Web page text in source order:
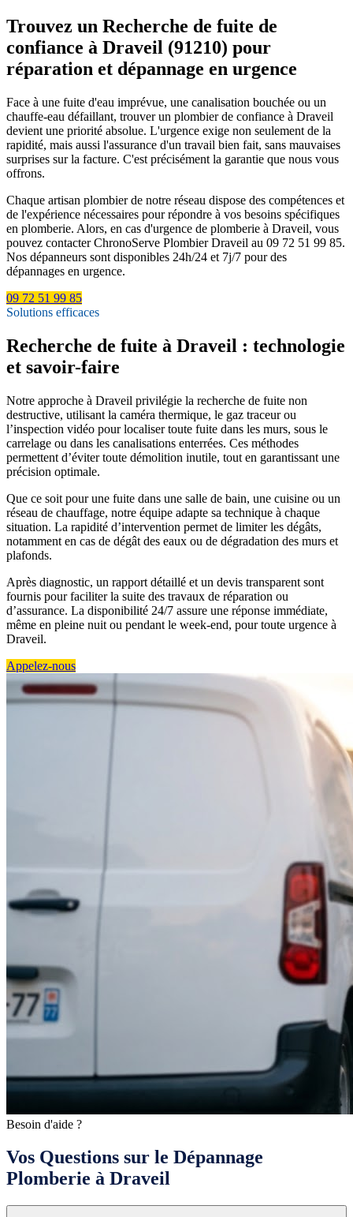
Trouvez un Recherche de fuite de
confiance à Draveil (91210) pour
réparation et dépannage en urgence
Face à une fuite d'eau imprévue, une canalisation bouchée ou un
chauffe-eau défaillant, trouver un plombier de confiance à Draveil
devient une priorité absolue. L'urgence exige non seulement de la
rapidité, mais aussi l'assurance d'un travail bien fait, sans mauvaises
surprises sur la facture. C'est précisément la garantie que nous vous
offrons.
Chaque artisan plombier de notre réseau dispose des compétences et
de l'expérience nécessaires pour répondre à vos besoins spécifiques
en plomberie. Alors, en cas d'urgence de plomberie à Draveil, vous
pouvez contacter ChronoServe Plombier Draveil au 09 72 51 99 85.
Nos dépanneurs sont disponibles 24h/24 et 7j/7 pour des
dépannages en urgence.
09 72 51 99 85
Solutions efficaces
Recherche de fuite à Draveil : technologie
et savoir-faire
Notre approche à Draveil privilégie la recherche de fuite non
destructive, utilisant la caméra thermique, le gaz traceur ou
l’inspection vidéo pour localiser toute fuite dans les murs, sous le
carrelage ou dans les canalisations enterrées. Ces méthodes
permettent d’éviter toute démolition inutile, tout en garantissant une
précision optimale.
Que ce soit pour une fuite dans une salle de bain, une cuisine ou un
réseau de chauffage, notre équipe adapte sa technique à chaque
situation. La rapidité d’intervention permet de limiter les dégâts,
notamment en cas de dégât des eaux ou de dégradation des murs et
plafonds.
Après diagnostic, un rapport détaillé et un devis transparent sont
fournis pour faciliter la suite des travaux de réparation ou
d’assurance. La disponibilité 24/7 assure une réponse immédiate,
même en pleine nuit ou pendant le week-end, pour toute urgence à
Draveil.
Appelez-nous
Besoin d'aide ?
Vos Questions sur le Dépannage
Plomberie à Draveil